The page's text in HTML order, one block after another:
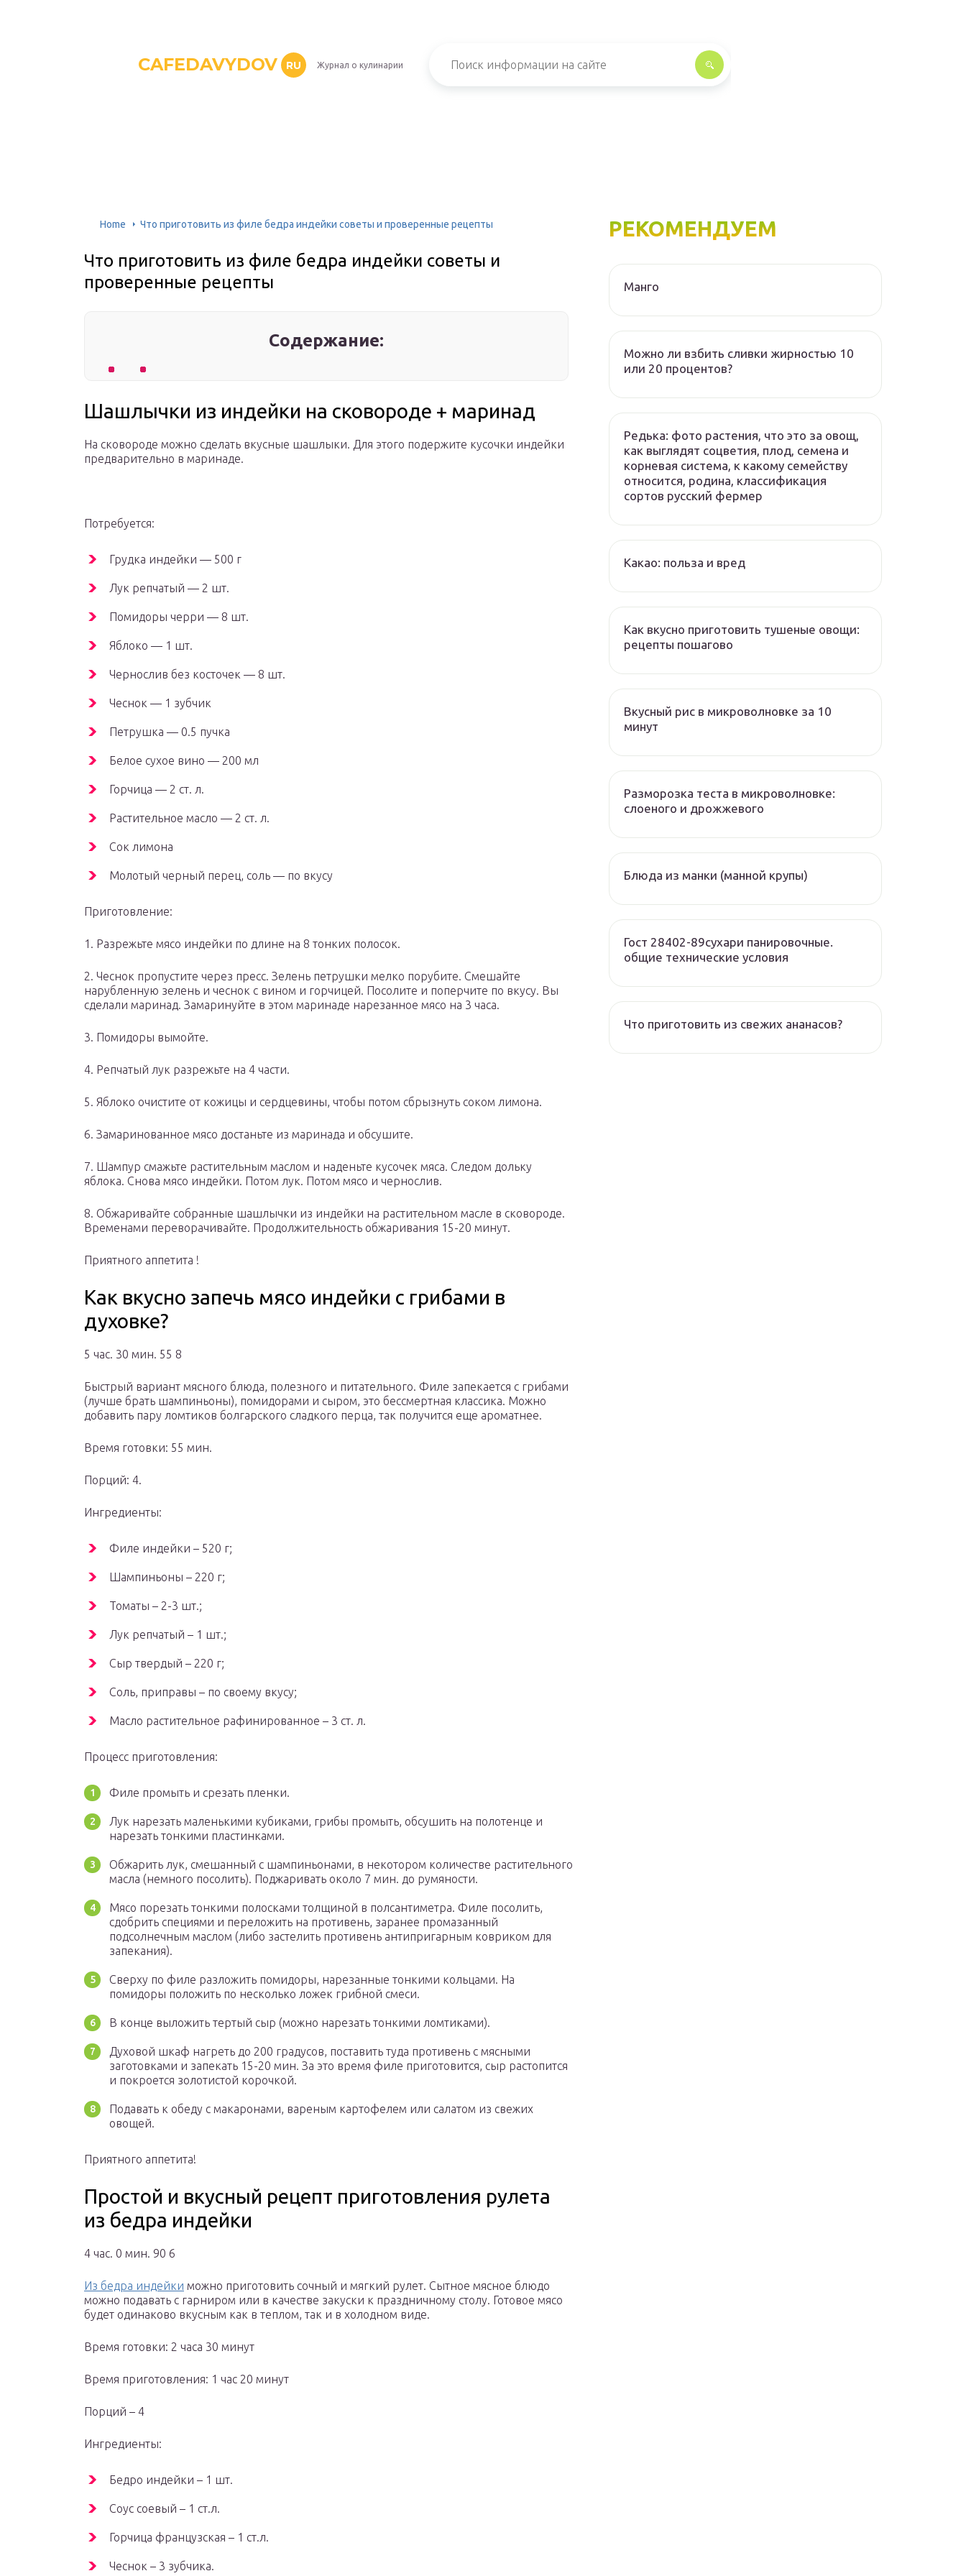
CAFEDAVYDOV RU Журнал о кулинарии
Home Что приготовить из филе бедра индейки советы и проверенные рецепты
Что приготовить из филе бедра индейки советы и
проверенные рецепты
Содержание:
Шашлычки из индейки на сковороде + маринад
На сковороде можно сделать вкусные шашлыки. Для этого подержите кусочки индейки
предварительно в маринаде.
Потребуется:
Грудка индейки — 500 г
Лук репчатый — 2 шт.
Помидоры черри — 8 шт.
Яблоко — 1 шт.
Чернослив без косточек — 8 шт.
Чеснок — 1 зубчик
Петрушка — 0.5 пучка
Белое сухое вино — 200 мл
Горчица — 2 ст. л.
Растительное масло — 2 ст. л.
Сок лимона
Молотый черный перец, соль — по вкусу
Приготовление:
1. Разрежьте мясо индейки по длине на 8 тонких полосок.
2. Чеснок пропустите через пресс. Зелень петрушки мелко порубите. Смешайте
нарубленную зелень и чеснок с вином и горчицей. Посолите и поперчите по вкусу. Вы
сделали маринад. Замаринуйте в этом маринаде нарезанное мясо на 3 часа.
3. Помидоры вымойте.
4. Репчатый лук разрежьте на 4 части.
5. Яблоко очистите от кожицы и сердцевины, чтобы потом сбрызнуть соком лимона.
6. Замаринованное мясо достаньте из маринада и обсушите.
7. Шампур смажьте растительным маслом и наденьте кусочек мяса. Следом дольку
яблока. Снова мясо индейки. Потом лук. Потом мясо и чернослив.
8. Обжаривайте собранные шашлычки из индейки на растительном масле в сковороде.
Временами переворачивайте. Продолжительность обжаривания 15-20 минут.
Приятного аппетита !
Как вкусно запечь мясо индейки с грибами в
духовке?
5 час. 30 мин. 55 8
Быстрый вариант мясного блюда, полезного и питательного. Филе запекается с грибами
(лучше брать шампиньоны), помидорами и сыром, это бессмертная классика. Можно
добавить пару ломтиков болгарского сладкого перца, так получится еще ароматнее.
Время готовки: 55 мин.
Порций: 4.
Ингредиенты:
Филе индейки – 520 г;
Шампиньоны – 220 г;
Томаты – 2-3 шт.;
Лук репчатый – 1 шт.;
Сыр твердый – 220 г;
Соль, приправы – по своему вкусу;
Масло растительное рафинированное – 3 ст. л.
Процесс приготовления:
Филе промыть и срезать пленки.
Лук нарезать маленькими кубиками, грибы промыть, обсушить на полотенце и
нарезать тонкими пластинками.
Обжарить лук, смешанный с шампиньонами, в некотором количестве растительного
масла (немного посолить). Поджаривать около 7 мин. до румяности.
Мясо порезать тонкими полосками толщиной в полсантиметра. Филе посолить,
сдобрить специями и переложить на противень, заранее промазанный
подсолнечным маслом (либо застелить противень антипригарным ковриком для
запекания).
Сверху по филе разложить помидоры, нарезанные тонкими кольцами. На
помидоры положить по несколько ложек грибной смеси.
В конце выложить тертый сыр (можно нарезать тонкими ломтиками).
Духовой шкаф нагреть до 200 градусов, поставить туда противень с мясными
заготовками и запекать 15-20 мин. За это время филе приготовится, сыр растопится
и покроется золотистой корочкой.
Подавать к обеду с макаронами, вареным картофелем или салатом из свежих
овощей.
Приятного аппетита!
Простой и вкусный рецепт приготовления рулета
из бедра индейки
4 час. 0 мин. 90 6
Из бедра индейки можно приготовить сочный и мягкий рулет. Сытное мясное блюдо
можно подавать с гарниром или в качестве закуски к праздничному столу. Готовое мясо
будет одинаково вкусным как в теплом, так и в холодном виде.
Время готовки: 2 часа 30 минут
Время приготовления: 1 час 20 минут
Порций – 4
Ингредиенты:
Бедро индейки – 1 шт.
Соус соевый – 1 ст.л.
Горчица французская – 1 ст.л.
Чеснок – 3 зубчика.
РЕКОМЕНДУЕМ
Манго
Можно ли взбить сливки жирностью 10
или 20 процентов?
Редька: фото растения, что это за овощ,
как выглядят соцветия, плод, семена и
корневая система, к какому семейству
относится, родина, классификация
сортов русский фермер
Какао: польза и вред
Как вкусно приготовить тушеные овощи:
рецепты пошагово
Вкусный рис в микроволновке за 10
минут
Разморозка теста в микроволновке:
слоеного и дрожжевого
Блюда из манки (манной крупы)
Гост 28402-89сухари панировочные.
общие технические условия
Что приготовить из свежих ананасов?